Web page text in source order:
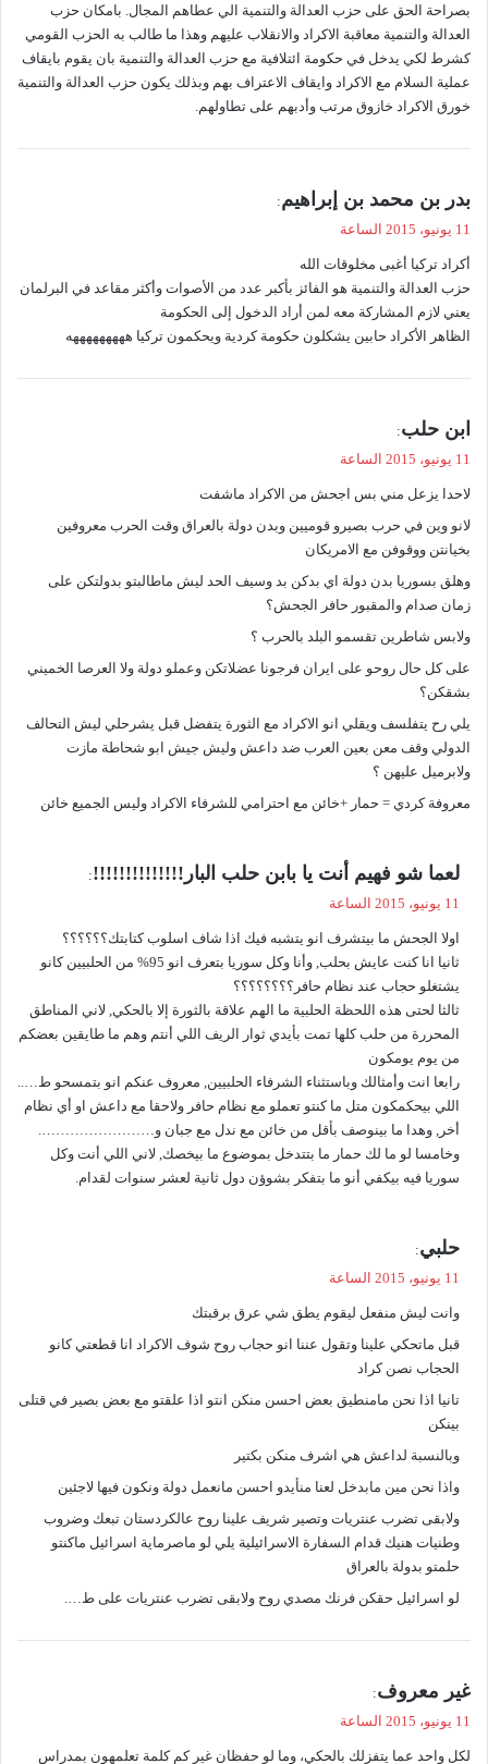
ل
بصراحة الحق على حزب العدالة والتنمية الي عطاهم المجال. بامكان حزب
العدالة والتنمية معاقبة الاكراد والانقلاب عليهم وهذا ما طالب به الحزب القومي
كشرط لكي يدخل في حكومة ائتلافية مع حزب العدالة والتنمية بان يقوم بايقاف
عملية السلام مع الاكراد وايقاف الاعتراف بهم وبذلك يكون حزب العدالة والتنمية
خورق الاكراد خازوق مرتب وأدبهم على تطاولهم.
ل
بدر بن محمد بن إبراهيم :
11 يونيو، 2015 الساعة
أكراد تركيا أغبى مخلوقات الله
حزب العدالة والتنمية هو الفائز بأكبر عدد من الأصوات وأكثر مقاعد في البرلمان
يعني لازم المشاركة معه لمن أراد الدخول إلى الحكومة
الظاهر الأكراد حابين يشكلون حكومة كردية ويحكمون تركيا هههههههههه
ي
ل
ابن حلب:
11 يونيو، 2015 الساعة
لاحدا يزعل مني بس اجحش من الاكراد ماشفت
لانو وين في حرب بصيرو قوميين وبدن دولة بالعراق وقت الحرب معروفين
بخيانتن ووقوفن مع الامريكان
وهلق بسوريا بدن دولة اي بدكن بد وسيف الحد ليش ماطالبتو بدولتكن على
زمان صدام والمقبور حافر الجحش؟
ولابس شاطرين تقسمو البلد بالحرب ؟
على كل حال روحو على ايران فرجونا عضلاتكن وعملو دولة ولا العرصا الخميني
بشقكن؟
يلي رح يتفلسف ويقلي انو الاكراد مع الثورة يتفضل قبل يشرحلي ليش التحالف
الدولي وقف معن بعين العرب ضد داعش وليش جيش ابو شحاطة مازت
ولابرميل عليهن ؟
معروفة كردي = حمار +خائن مع احترامي للشرفاء الاكراد وليس الجميع خائن
ي
ل
لعما شو فهيم أنت يا بابن حلب البار!!!!!!!!!!!!!!:
11 يونيو، 2015 الساعة
اولا الجحش ما بيتشرف انو يتشبه فيك اذا شاف اسلوب كتابتك؟؟؟؟؟؟
ثانيا انا كنت عايش بحلب, وأنا وكل سوريا بتعرف انو 95% من الحلبيين كانو
يشتغلو حجاب عند نظام حافر؟؟؟؟؟؟؟؟
ثالثا لحتى هذه اللحظة الحلبية ما الهم علاقة بالثورة إلا بالحكي, لاني المناطق
المحررة من حلب كلها تمت بأيدي ثوار الريف اللي أنتم وهم ما طايقين بعضكم
من يوم يومكون
رابعا انت وأمثالك وباستثناء الشرفاء الحلبيين, معروف عنكم انو بتمسحو ط…..
اللي بيحكمكون متل ما كنتو تعملو مع نظام حافر ولاحقا مع داعش او أي نظام
أخر, وهدا ما بينوصف بأقل من خائن مع ندل مع جبان و…………………….
وخامسا لو ما لك حمار ما بتتدخل بموضوع ما بيخصك, لاني اللي أنت وكل
سوريا فيه بيكفي أنو ما بتفكر بشوؤن دول ثانية لعشر سنوات لقدام.
ي
ل
حلبي:
11 يونيو، 2015 الساعة
وانت ليش منفعل ليقوم يطق شي عرق برقبتك
قبل ماتحكي علينا وتقول عننا انو حجاب روح شوف الاكراد انا قطعتي كانو
الحجاب نصن كراد
تانيا اذا نحن مامنطيق بعض احسن منكن انتو اذا علقتو مع بعض بصير في قتلى
بينكن
وبالنسبة لداعش هي اشرف منكن بكتير
واذا نحن مين مابدخل لعنا منأيدو احسن مانعمل دولة ونكون فيها لاجئين
ولابقى تضرب عنتريات وتصير شريف علينا روح عالكردستان تبعك وضروب
وطنيات هنيك قدام السفارة الاسرائيلية يلي لو ماصرماية اسرائيل ماكنتو
حلمتو بدولة بالعراق
لو اسرائيل حقكن فرنك مصدي روح ولابقى تضرب عنتريات على ط….
ي
غير معروف:
11 يونيو، 2015 الساعة
لكل واحد عما يتفزلك بالحكي، وما لو حفظان غير كم كلمة تعلمهون بمدراس